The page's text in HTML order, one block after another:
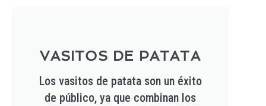
VASITOS DE PATATA
Los vasitos de patata son un éxito
de público, ya que combinan los